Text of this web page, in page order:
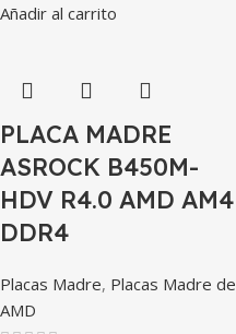
Añadir al carrito
PLACA MADRE
ASROCK B450M-
HDV R4.0 AMD AM4
DDR4
Placas Madre, Placas Madre de
AMD